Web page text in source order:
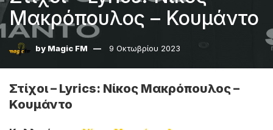
Μακρόπουλος – Κουμάντο
by Magic FM 9 Οκτωβρίου 2023
Στίχοι – Lyrics: Νίκος Μακρόπουλος –
Κουμάντο